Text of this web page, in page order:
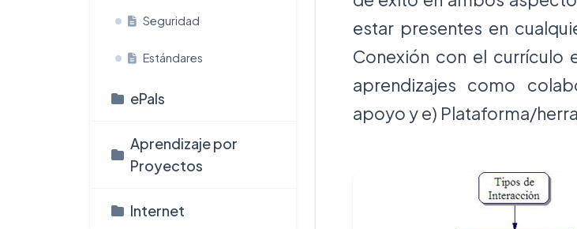
Seguridad
Estándares
ePals
Aprendizaje por
Proyectos
Internet
estar presentes en
Conexión con el currículo
aprendizajes como
apoyo y e) Plataforma/